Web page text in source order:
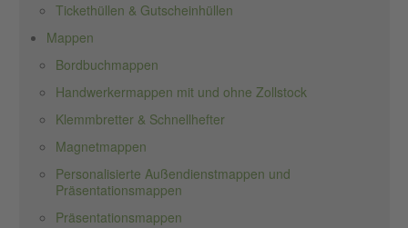
Tickethüllen & Gutscheinhüllen
Mappen
Bordbuchmappen
Handwerkermappen mit und ohne Zollstock
Klemmbretter & Schnellhefter
Magnetmappen
Personalisierte Außendienstmappen und
Präsentationsmappen
Präsentationsmappen